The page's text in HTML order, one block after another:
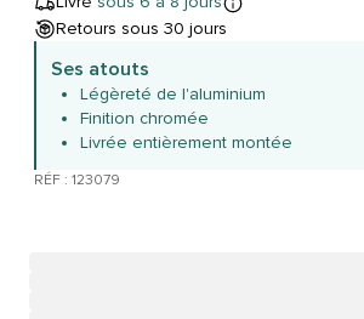
Retours sous 30 jours
Ses atouts
Légèreté de l'aluminium
Finition chromée
Livrée entièrement montée
RÉF : 123079